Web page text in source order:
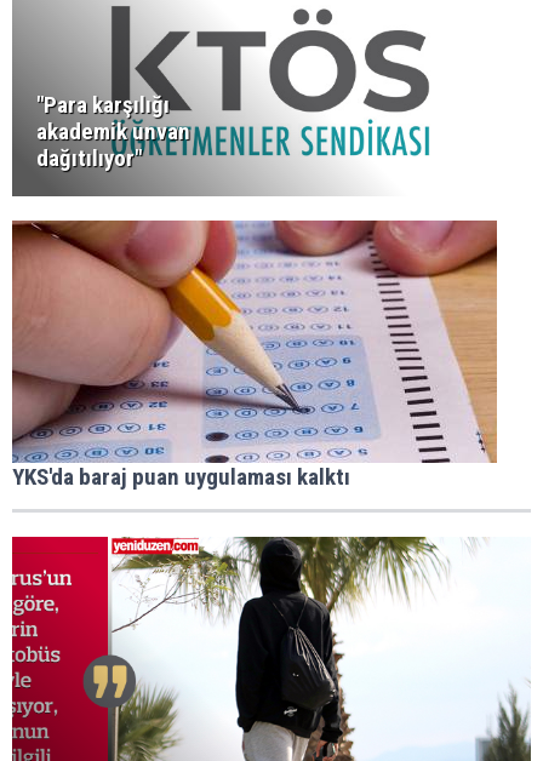
"Para karşılığı
akademik unvan
dağıtılıyor"
YKS'da baraj puan uygulaması kalktı